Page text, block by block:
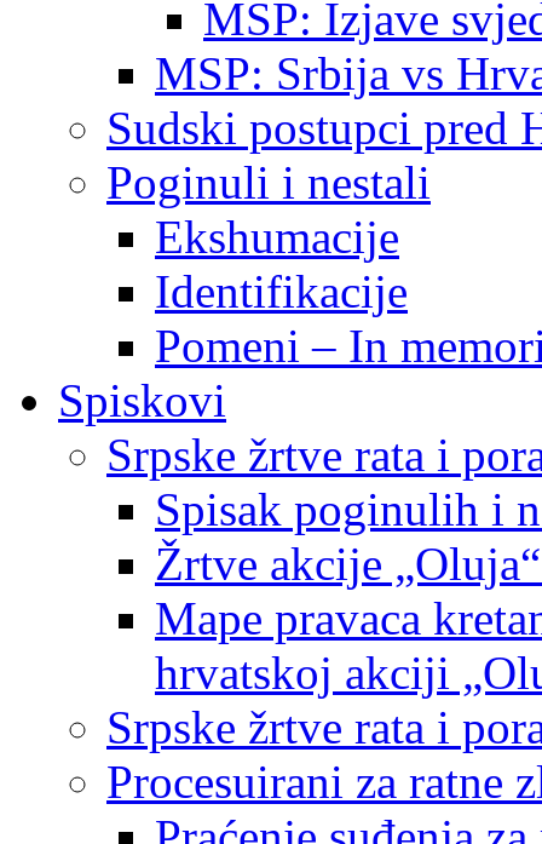
MSP: Izjave
MSP: Srbija vs
Sudski postupci pred
Poginuli i nestali
Ekshumacije
Identifikacije
Pomeni – In
Spiskovi
Srpske žrtve rata i
Spisak poginulih i
Žrtve akcije
Mape pravaca
hrvatskoj akciji
Srpske žrtve rata i
Procesuirani za ratne